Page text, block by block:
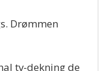
Drømmen
tv-dekning de